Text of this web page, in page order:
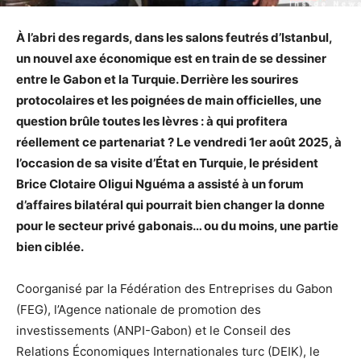
À l’abri des regards, dans les salons feutrés d’Istanbul,
un nouvel axe économique est en train de se dessiner
entre le Gabon et la Turquie. Derrière les sourires
protocolaires et les poignées de main officielles, une
question brûle toutes les lèvres : à qui profitera
réellement ce partenariat ? Le vendredi 1er août 2025, à
l’occasion de sa visite d’État en Turquie, le président
Brice Clotaire Oligui Nguéma a assisté à un forum
d’affaires bilatéral qui pourrait bien changer la donne
pour le secteur privé gabonais… ou du moins, une partie
bien ciblée.
Coorganisé par la Fédération des Entreprises du Gabon
(FEG), l’Agence nationale de promotion des
investissements (ANPI-Gabon) et le Conseil des
Relations Économiques Internationales turc (DEIK), le